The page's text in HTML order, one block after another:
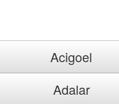
Acigoel
Adalar